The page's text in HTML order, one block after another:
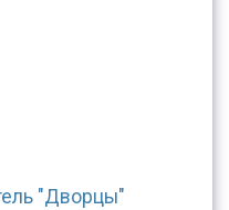
"Дворцы"